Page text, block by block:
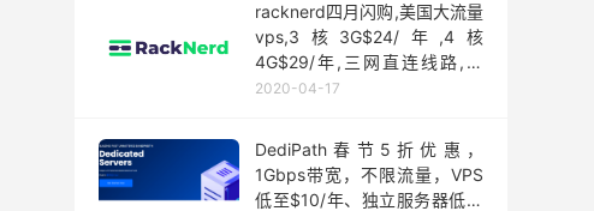
racknerd四月闪购,美国大流量
vps,3核3G$24/年,4核
4G$29/年,三网直连线路,含
cn2 gia
2020-04-17
DediPath春节5折优惠，
1Gbps带宽，不限流量，VPS
低至$10/年、独立服务器低至